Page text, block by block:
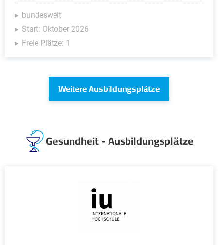
bundesweit
Start: Oktober 2026
Freie Plätze: 1
Weitere Ausbildungsplätze
Gesundheit - Ausbildungsplätze